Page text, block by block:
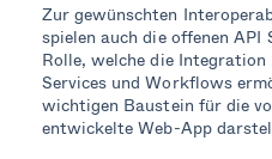
Zur gewünschten
spielen auch die offenen
Rolle, welche die Integration
Services und Workflows
wichtigen Baustein für die
entwickelte Web-App